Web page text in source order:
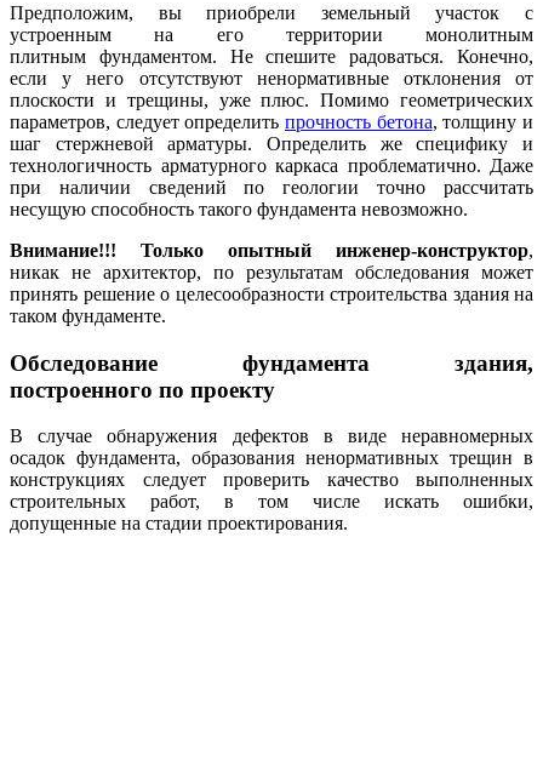
Предположим, вы приобрели земельный участок с
устроенным на его территории монолитным
плитным фундаментом. Не спешите радоваться. Конечно,
если у него отсутствуют ненормативные отклонения от
плоскости и трещины, уже плюс. Помимо геометрических
параметров, следует определить прочность бетона, толщину и
шаг стержневой арматуры. Определить же специфику и
технологичность арматурного каркаса проблематично. Даже
при наличии сведений по геологии точно рассчитать
несущую способность такого фундамента невозможно.
Внимание!!! Только опытный инженер-конструктор,
никак не архитектор, по результатам обследования может
принять решение о целесообразности строительства здания на
таком фундаменте.
Обследование фундамента здания,
построенного по проекту
В случае обнаружения дефектов в виде неравномерных
осадок фундамента, образования ненормативных трещин в
конструкциях следует проверить качество выполненных
строительных работ, в том числе искать ошибки,
допущенные на стадии проектирования.